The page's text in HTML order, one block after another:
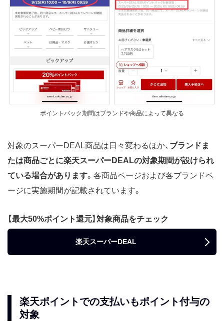
ポイントバック期間はブランドや商品によって異なる
対象のスーパーDEAL商品は日々変わるほか、 ブランドま
たは商品ごとに楽天スーパーDEALの対象期間が設けられ
ている場合があります。各商品ページおよび各ブランドペ
ージに実施期間が記載されています。
【最大50%ポイント還元】対象商品をチェック
楽天スーパーDEAL
楽天ポイントでの支払いもポイント付与の
対象